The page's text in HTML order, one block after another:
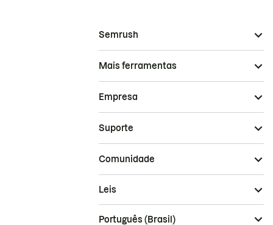
Semrush
Mais ferramentas
Empresa
Suporte
Comunidade
Leis
Português (Brasil)